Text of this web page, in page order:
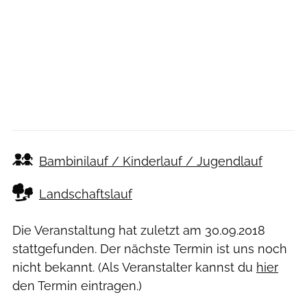
Bambinilauf / Kinderlauf / Jugendlauf
Landschaftslauf
Die Veranstaltung hat zuletzt am 30.09.2018
stattgefunden. Der nächste Termin ist uns noch
nicht bekannt. (Als Veranstalter kannst du hier
den Termin eintragen.)